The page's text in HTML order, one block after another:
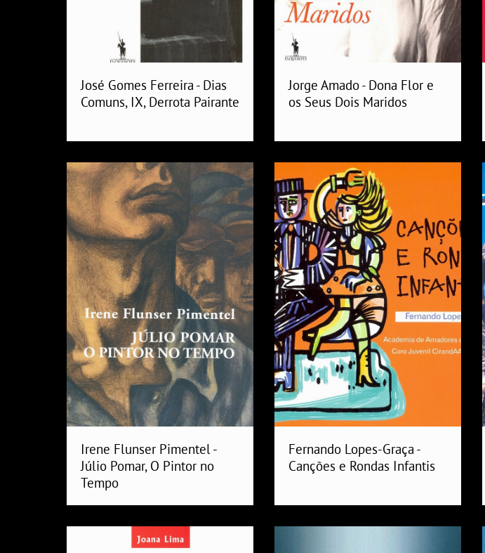
José Gomes Ferreira - Dias
Comuns, IX, Derrota Pairante
Jorge Amado - Dona Flor e
os Seus Dois Maridos
Irene Flunser Pimentel -
Júlio Pomar, O Pintor no
Tempo
Fernando Lopes-Graça -
Canções e Rondas Infantis